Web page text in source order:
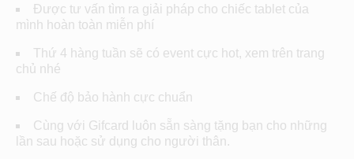
Được tư vấn tìm ra giải pháp cho chiếc tablet của
mình hoàn toàn miễn phí
Thứ 4 hàng tuần sẽ có event cực hot, xem trên trang
chủ nhé
Chế độ bảo hành cực chuẩn
Cùng với Gifcard luôn sẵn sàng tặng bạn cho những
lần sau hoặc sử dụng cho người thân.